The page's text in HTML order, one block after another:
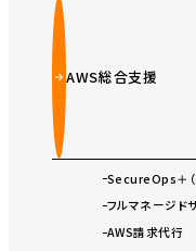
AWS総合支援
SecureOps＋（
フルマネージド
AWS請求代行